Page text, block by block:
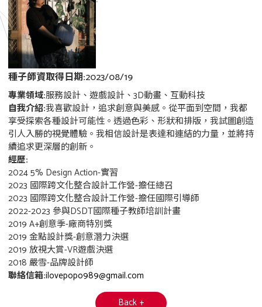
種子師資取得日期:2023/08/19
專業領域:服務設計、遊戲設計、3D動畫、互動科技
自我介紹:我喜歡設計，追求創意與美感。從平面到空間，我都
享受探索各種設計可能性。透過色彩、形狀和排版，我試圖創造
引人入勝的視覺體驗。我相信設計是表達和連結的力量，並將持
續追求更深層的創新。
經歷:
2024 5% Design Action-實習
2023 國際跨文化整合設計工作營-擔任總召
2023 國際跨文化整合設計工作營-擔任國際引導師
2022-2023 參與DSDT國際種子教師培訓計畫
2019 A+創意季-廠商特別獎
2019 金點設計獎-創意潛力決選
2019 放視大賞-VR遊戲決選
2018 嚴雪-品牌設計師
聯絡信箱:ilovepopo989@gmail.com
Back +